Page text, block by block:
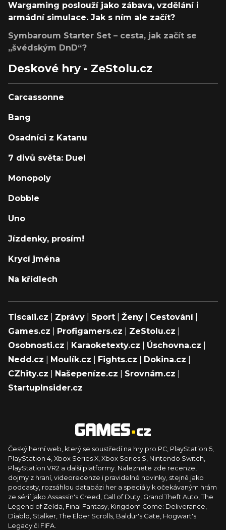
Wargaming poslouží jako zábava, vzdělání i
armádní simulace. Jak s ním ale začít?
Symbaroum Starter Set – cesta, jak začít se
„švédským DnD“?
Deskové hry - ZeStolu.cz
Carcassonne
Bang
Osadníci z Katanu
7 divů světa: Duel
Monopoly
Dobble
Uno
Jízdenky, prosím!
Krycí jména
Na křídlech
Tiscali.cz Zprávy Sport Ženy Cestování|
Games.cz
Profigamers.cz ZeStolu.cz
Osobnosti.cz
Karaoketexty.cz Úschovna.cz
Nedd.cz
Moulík.cz Fights.cz Dokina.cz
CZhity.cz
Našepeníze.cz Srovnám.cz
StartupInsider.cz
Český herní web, který se soustředí na hry pro PC, PlayStation 5,
PlayStation 4, Xbox Series X, Xbox Series S, Nintendo Switch,
PlayStation VR2 a další platformy. Naleznete zde recenze,
dojmy z hraní, videorecenze i pravidelné novinky, stejně jako
podcasty, rozsáhlou databázi her a speciály k očekávaným hrám
ze sérií jako Assassin's Creed, Call of Duty, Grand Theft Auto, The
Legend of Zelda, Final Fantasy, Kingdom Come: Deliverance,
Diablo, Stalker, The Elder Scrolls, Baldur's Gate, Hogwart's
Legacy či FIFA.